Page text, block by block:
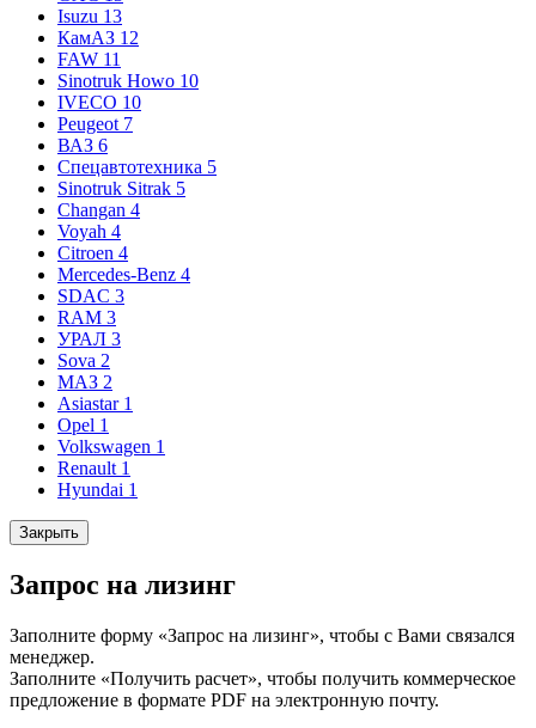
Isuzu 13
КамАЗ 12
FAW 11
Sinotruk Howo 10
IVECO 10
Peugeot 7
ВАЗ 6
Спецавтотехника 5
Sinotruk Sitrak 5
Changan 4
Voyah 4
Citroen 4
Mercedes-Benz 4
SDAC 3
RAM 3
УРАЛ 3
Sova 2
МАЗ 2
Asiastar 1
Opel 1
Volkswagen 1
Renault 1
Hyundai 1
Закрыть
Запрос на лизинг
Заполните форму «Запрос на лизинг», чтобы с Вами связался
менеджер.
Заполните «Получить расчет», чтобы получить коммерческое
предложение в формате PDF на электронную почту.